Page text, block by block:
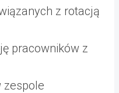
z rotacją
pracowników z
zespole